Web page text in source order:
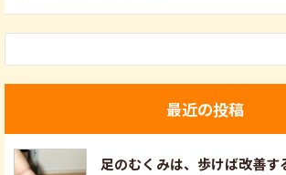
最近の投稿
足のむくみは、歩けば改善す